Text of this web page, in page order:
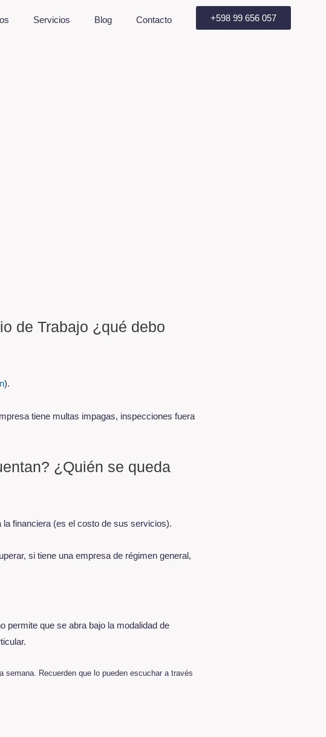
Servicios Blog Contacto +598 99 656 057
de Trabajo ¿qué debo
).
tiene multas impagas, inspecciones fuera
¿Quién se queda
financiera (es el costo de sus servicios).
si tiene una empresa de régimen general,
permite que se abra bajo la modalidad de
semana. Recuerden que lo pueden escuchar a través